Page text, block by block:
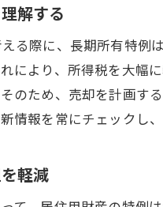
地域特
解する
る際に、長期所有特例
により、所得税を大幅
のため、売却を計画す
情報を常にチェックし
軽減